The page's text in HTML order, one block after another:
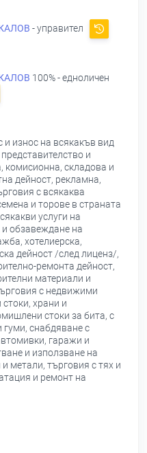
- управител
100% - едноличен
и износ на всякакъв вид
и
комисионна, складова и
дейност, рекламна,
с всякаква
и торове в страната
услуги на
и обзавеждане на
хотелиерска,
дейност /след лиценз/,
ремонта дейност,
материали и
с недвижими
храни и
стоки за бита, с
гуми, снабдяване с
гаражи и
и използване на
метали, търговия с тях и
и ремонт на